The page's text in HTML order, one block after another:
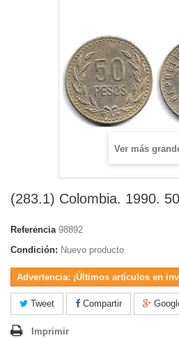
Ver más
(283.1) Colombia. 1990.
Referencia 98892
Condición: Nuevo producto
Advertencia: ¡Últimos artículos en
Tweet Compartir
Imprimir